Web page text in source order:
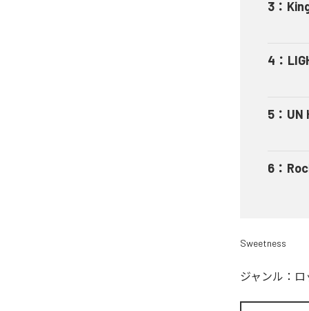
3 ：
4 ：
5 ： UN
6 ：
Sweetness
ジャンル： ロ